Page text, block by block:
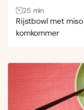
IJs
Koekjes
Noedels
Ovenschotel
25 min
Rijstbowl met
komkommer